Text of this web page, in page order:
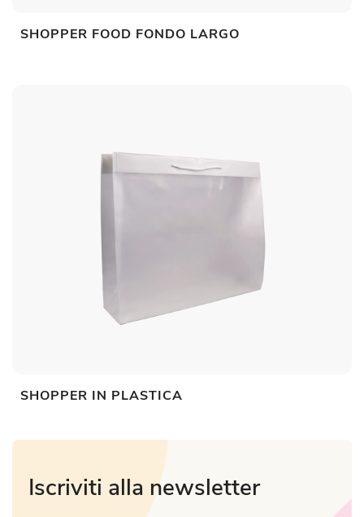
SHOPPER FOOD FONDO LARGO
SHOPPER IN PLASTICA
Iscriviti alla newsletter